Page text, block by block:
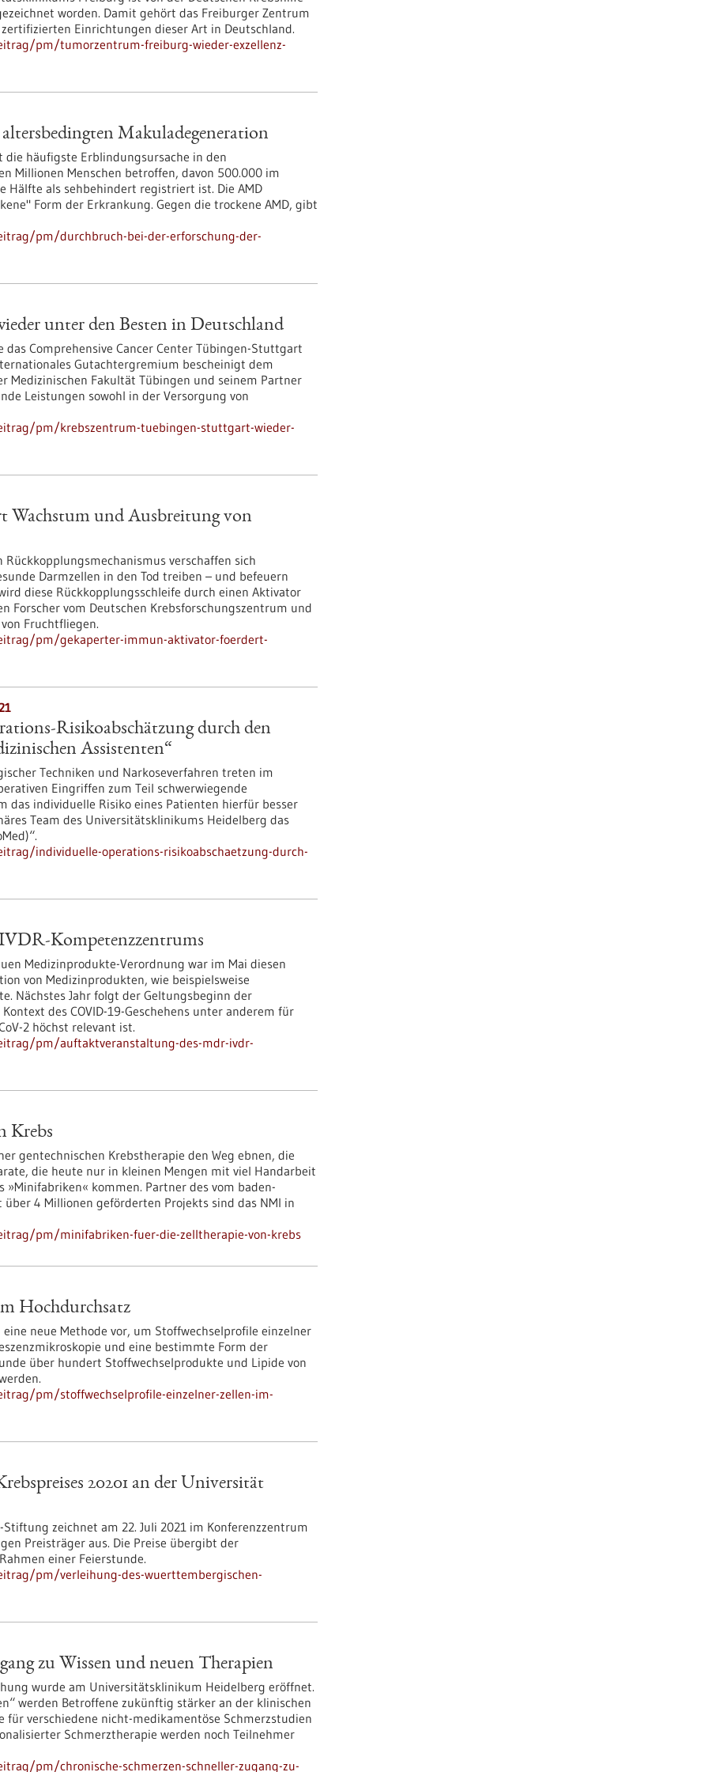
worden. Damit gehört das Freiburger Zentrum
Einrichtungen dieser Art in Deutschland.
pm/tumorzentrum-freiburg-wieder-exzellenz-
Makuladegeneration
häufigste Erblindungsursache in den
Millionen Menschen betroffen, davon 500.000 im
Hälfte als sehbehindert registriert ist. Die AMD
Form der Erkrankung. Gegen die trockene AMD, gibt
pm/durchbruch-bei-der-erforschung-der-
unter den Besten in Deutschland
Comprehensive Cancer Center Tübingen-Stuttgart
Gutachtergremium bescheinigt dem
Fakultät Tübingen und seinem Partner
Leistungen sowohl in der Versorgung von
pm/krebszentrum-tuebingen-stuttgart-wieder-
Wachstum und Ausbreitung von
verschaffen sich
Darmzellen in den Tod treiben – und befeuern
diese Rückkopplungsschleife durch einen Aktivator
Forscher vom Deutschen Krebsforschungszentrum und
Fruchtfliegen.
pm/gekaperter-immun-aktivator-foerdert-
Risikoabschätzung durch den
Assistenten“
Techniken und Narkoseverfahren treten im
Eingriffen zum Teil schwerwiegende
das individuelle Risiko eines Patienten hierfür besser
Team des Universitätsklinikums Heidelberg das
individuelle-operations-risikoabschaetzung-durch-
Kompetenzzentrums
Medizinprodukte-Verordnung war im Mai diesen
von Medizinprodukten, wie beispielsweise
Nächstes Jahr folgt der Geltungsbeginn der
des COVID-19-Geschehens unter anderem für
2 höchst relevant ist.
pm/auftaktveranstaltung-des-mdr-ivdr-
Krebs
gentechnischen Krebstherapie den Weg ebnen, die
die heute nur in kleinen Mengen mit viel Handarbeit
kommen. Partner des vom baden-
4 Millionen geförderten Projekts sind das NMI in
pm/minifabriken-fuer-die-zelltherapie-von-krebs
Hochdurchsatz
neue Methode vor, um Stoffwechselprofile einzelner
und eine bestimmte Form der
über hundert Stoffwechselprodukte und Lipide von
pm/stoffwechselprofile-einzelner-zellen-im-
20201 an der Universität
zeichnet am 22. Juli 2021 im Konferenzzentrum
Preisträger aus. Die Preise übergibt der
einer Feierstunde.
pm/verleihung-des-wuerttembergischen-
zu Wissen und neuen Therapien
wurde am Universitätsklinikum Heidelberg eröffnet.
werden Betroffene zukünftig stärker an der klinischen
verschiedene nicht-medikamentöse Schmerzstudien
Schmerztherapie werden noch Teilnehmer
pm/chronische-schmerzen-schneller-zugang-zu-